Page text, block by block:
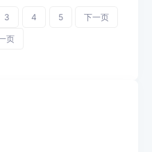
3 4 5 下一页
页